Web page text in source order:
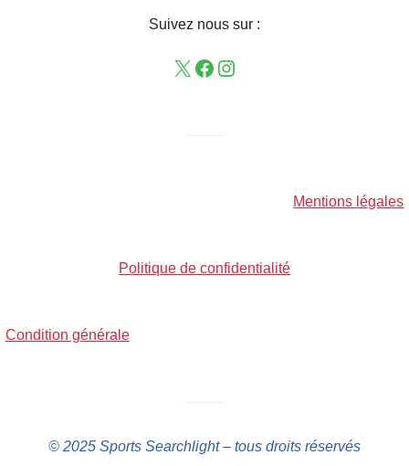
Suivez nous sur :
Mentions légales
Politique de confidentialité
Condition générale
© 2025 Sports Searchlight – tous droits réservés